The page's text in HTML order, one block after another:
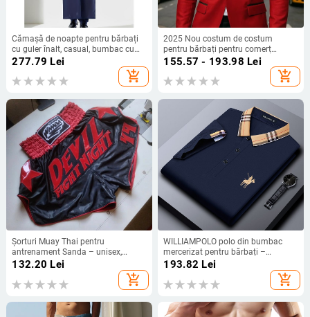
Cămașă de noapte pentru bărbați
cu guler înalt, casual, bumbac cu
Half-side Fleece, Primăvara 2025
277.79 Lei
add_shopping_cart
2025 Nou costum de costum
pentru bărbați pentru comerț
exterior transfrontalier, jachetă,
costum casual pentru gazdă de
nuntă
155.57 - 193.98 Lei
add_shopping_cart
Șorturi Muay Thai pentru
antrenament Sanda – unisex,
confortabile
132.20 Lei
add_shopping_cart
WILLIAMPOLO polo din bumbac
mercerizat pentru bărbați –
mânecă scurtă, broderie, stil
193.82 Lei
add_shopping_cart